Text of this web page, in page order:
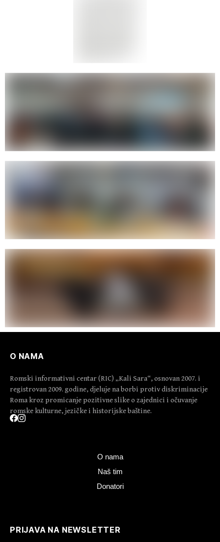
O NAMA
Romski informativni centar (RIC) „Kali Sara“, osnovan 2007. i
registrovan 2009. godine, djeluje na borbi protiv diskriminacije
Roma kroz promicanje pozitivne slike o zajednici i očuvanje
romske kulturne, jezičke i historijske baštine.
O nama
Naš tim
Donatori
PRIJAVA NA NEWSLETTER